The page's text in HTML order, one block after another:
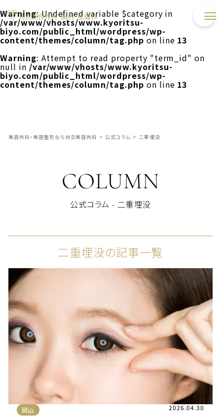
Warning: Undefined variable $category in
/var/www/vhosts/www.kyoritsu-
biyo.com/public_html/wordpress/wp-
content/themes/column/tag.php on line 13
Warning: Attempt to read property "term_id" on
null in /var/www/vhosts/www.kyoritsu-
biyo.com/public_html/wordpress/wp-
content/themes/column/tag.php on line 13
美容外科・美容整形なら共立美容外科 > 公式コラム > 二重埋没
COLUMN
公式コラム - 二重埋没
二重埋没の記事一覧
岡山 2026.04.30